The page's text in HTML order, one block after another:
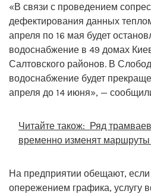
«В связи с проведением
дефектирования данных
апреля по 16 мая будет
водоснабжение в 49 домах
Салтовского районов. В
водоснабжение будет
апреля до 14 июня», —
Читайте також: Ряд
временно изменят маршруты
На предприятии обещают,
опережением графика, услугу